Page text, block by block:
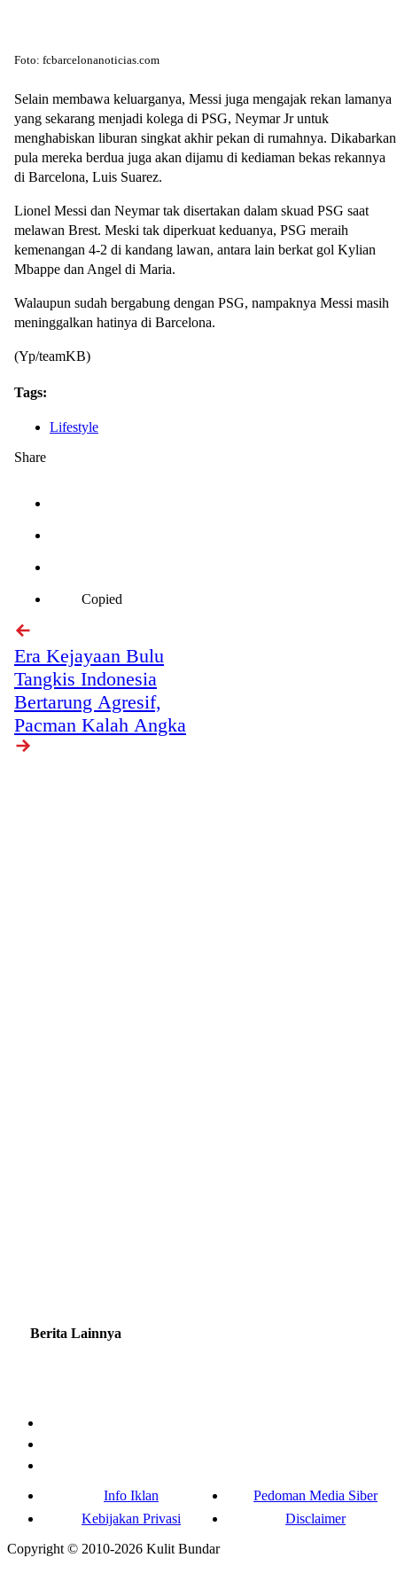
Foto: fcbarcelonanoticias.com
Selain membawa keluarganya, Messi juga mengajak rekan lamanya
yang sekarang menjadi kolega di PSG, Neymar Jr untuk
menghabiskan liburan singkat akhir pekan di rumahnya. Dikabarkan
pula mereka berdua juga akan dijamu di kediaman bekas rekannya
di Barcelona, Luis Suarez.
Lionel Messi dan Neymar tak disertakan dalam skuad PSG saat
melawan Brest. Meski tak diperkuat keduanya, PSG meraih
kemenangan 4-2 di kandang lawan, antara lain berkat gol Kylian
Mbappe dan Angel di Maria.
Walaupun sudah bergabung dengan PSG, nampaknya Messi masih
meninggalkan hatinya di Barcelona.
(Yp/teamKB)
Tags:
Lifestyle
Share
Copied
Era Kejayaan Bulu
Tangkis Indonesia
Bertarung Agresif,
Pacman Kalah Angka
Berita Lainnya
Info Iklan
Pedoman Media Siber
Kebijakan Privasi
Disclaimer
Copyright © 2010-2026 Kulit Bundar